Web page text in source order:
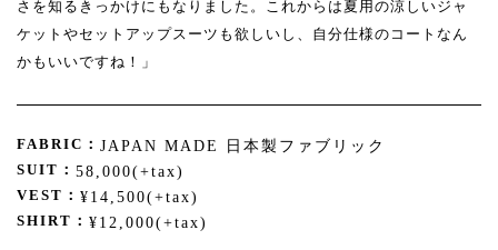
さを知るきっかけにもなりました。これからは夏用の涼しいジャ
ケットやセットアップスーツも欲しいし、自分仕様のコートなん
かもいいですね！」
FABRIC： JAPAN MADE 日本製ファブリック
SUIT： 58,000(+tax)
VEST： ¥14,500(+tax)
SHIRT： ¥12,000(+tax)